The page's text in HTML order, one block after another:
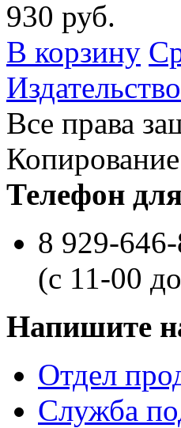
930 руб.
В корзину
Все права
Телефон
8 929-
(с 11-00
Напишите
Отдел
Служба